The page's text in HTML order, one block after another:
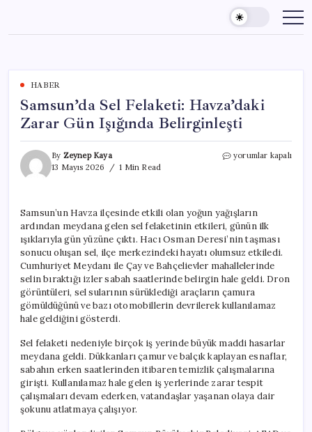
content
HABER
Samsun’da Sel Felaketi: Havza’daki
Zarar Gün Işığında Belirginleşti
By Zeynep Kaya
13 Mayıs 2026
1 Min Read
Samsun’da
Gün
Işığında
Belirginleşti
için
yorumlar kapalı
Samsun’un Havza ilçesinde etkili olan yoğun yağışların
ardından meydana gelen sel felaketinin etkileri, günün ilk
ışıklarıyla gün yüzüne çıktı. Hacı Osman Deresi’nin taşması
sonucu oluşan sel, ilçe merkezindeki hayatı olumsuz etkiledi.
Cumhuriyet Meydanı ile Çay ve Bahçelievler mahallelerinde
selin bıraktığı izler sabah saatlerinde belirgin hale geldi. Dron
görüntüleri, sel sularının sürüklediği araçların çamura
gömüldüğünü ve bazı otomobillerin devrilerek kullanılamaz
hale geldiğini gösterdi.
Sel felaketi nedeniyle birçok iş yerinde büyük maddi hasarlar
meydana geldi. Dükkanları çamur ve balçık kaplayan esnaflar,
sabahın erken saatlerinden itibaren temizlik çalışmalarına
girişti. Kullanılamaz hale gelen iş yerlerinde zarar tespit
çalışmaları devam ederken, vatandaşlar yaşanan olaya dair
şokunu atlatmaya çalışıyor.